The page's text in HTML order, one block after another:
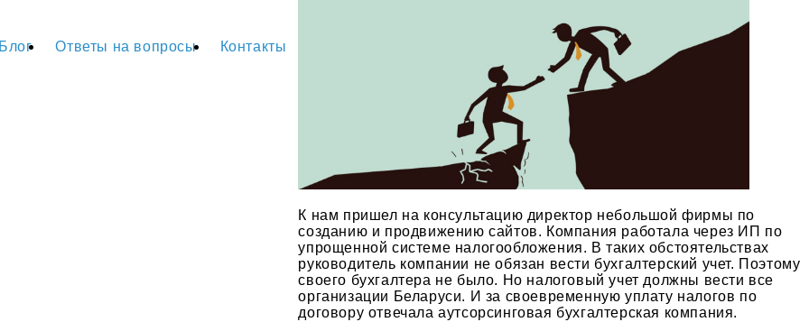
Блог Ответы на вопросы Контакты
К нам пришел на консультацию директор небольшой фирмы по
созданию и продвижению сайтов. Компания работала через ИП по
упрощенной системе налогообложения. В таких обстоятельствах
руководитель компании не обязан вести бухгалтерский учет. Поэтому
своего бухгалтера не было. Но налоговый учет должны вести все
организации Беларуси. И за своевременную уплату налогов по
договору отвечала аутсорсинговая бухгалтерская компания.